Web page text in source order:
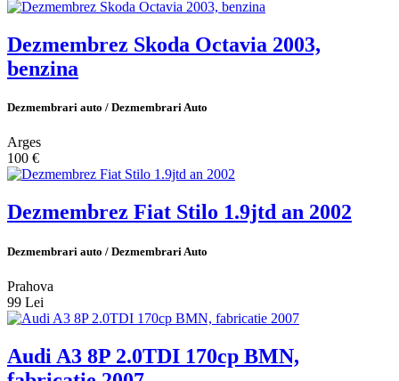
Dezmembrez Skoda Octavia 2003,
benzina
Dezmembrari auto / Dezmembrari Auto
Arges
100 €
Dezmembrez Fiat Stilo 1.9jtd an 2002
Dezmembrari auto / Dezmembrari Auto
Prahova
99 Lei
Audi A3 8P 2.0TDI 170cp BMN,